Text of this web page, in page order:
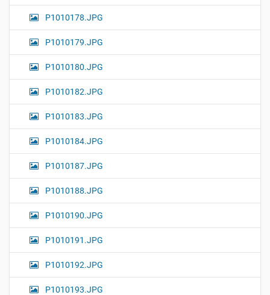
P1010178.JPG
P1010179.JPG
P1010180.JPG
P1010182.JPG
P1010183.JPG
P1010184.JPG
P1010187.JPG
P1010188.JPG
P1010190.JPG
P1010191.JPG
P1010192.JPG
P1010193.JPG